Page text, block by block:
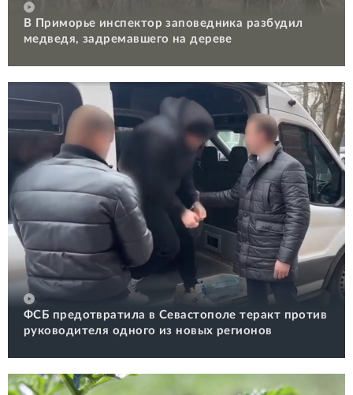
В Приморье инспектор заповедника разбудил
медведя, задремавшего на дереве
ФСБ предотвратила в Севастополе теракт против
руководителя одного из новых регионов